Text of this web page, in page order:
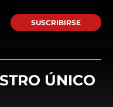
SUSCRIBIRSE
ÚNICO